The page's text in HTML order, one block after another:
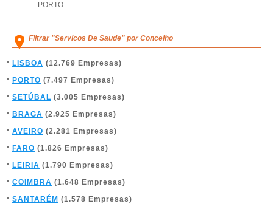
PORTO
Filtrar "Servicos De Saude" por Concelho
LISBOA (12.769 Empresas)
PORTO (7.497 Empresas)
SETÚBAL (3.005 Empresas)
BRAGA (2.925 Empresas)
AVEIRO (2.281 Empresas)
FARO (1.826 Empresas)
LEIRIA (1.790 Empresas)
COIMBRA (1.648 Empresas)
SANTARÉM (1.578 Empresas)